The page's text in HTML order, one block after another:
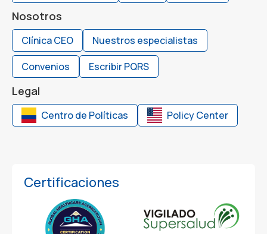
Nosotros
Clínica CEO
Nuestros especialistas
Convenios
Escribir PQRS
Legal
Centro de Políticas Policy Center
Certificaciones